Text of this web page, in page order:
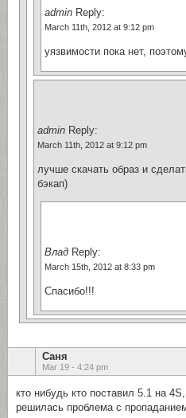
admin Reply:
March 11th, 2012 at 9:12 pm
уязвимости пока нет,
admin Reply:
March 11th, 2012 at 9:12 pm
лучше скачать образ и
бэкап)
Влад Reply:
March 15th, 2012 at 8:33 pm
Спасибо!!!
Саня
Mar 19 - 4:24 pm
кто нибудь кто поставил 5.1 на
решилась проблема с